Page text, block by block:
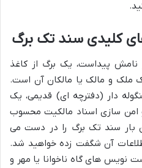
پیداست، یک برگ از کاغذ
ملک و مالک یا مالکان آن است.
دار (دفترچه ای) قدیمی، یک
امن سازی اسناد مالکیت محسوب
بار سند تک برگ را در دست می
آن شگفت زده خواهید شد.
نویس های گاه ناخوانا یا مهر و